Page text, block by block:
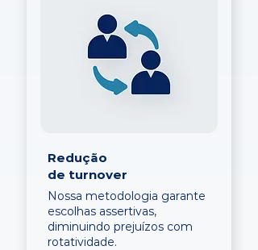
Redução
de turnover
Nossa metodologia garante
escolhas assertivas,
diminuindo prejuízos com
rotatividade.